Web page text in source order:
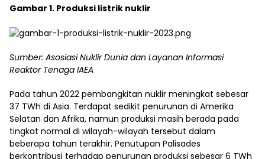
Gambar 1. Produksi listrik nuklir
Sumber: Asosiasi Nuklir Dunia dan Layanan Informasi
Reaktor Tenaga IAEA
Pada tahun 2022 pembangkitan nuklir meningkat sebesar
37 TWh di Asia. Terdapat sedikit penurunan di Amerika
Selatan dan Afrika, namun produksi masih berada pada
tingkat normal di wilayah-wilayah tersebut dalam
beberapa tahun terakhir. Penutupan Palisades
berkontribusi terhadap penurunan produksi sebesar 6 TWh